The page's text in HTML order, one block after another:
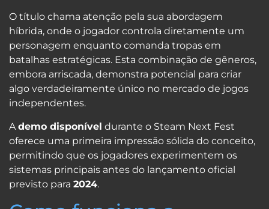
O título chama atenção pela sua abordagem
híbrida, onde o jogador controla diretamente um
personagem enquanto comanda tropas em
batalhas estratégicas. Esta combinação de gêneros,
embora arriscada, demonstra potencial para criar
algo verdadeiramente único no mercado de jogos
independentes.
A demo disponível durante o Steam Next Fest
oferece uma primeira impressão sólida do conceito,
permitindo que os jogadores experimentem os
sistemas principais antes do lançamento oficial
previsto para 2024.